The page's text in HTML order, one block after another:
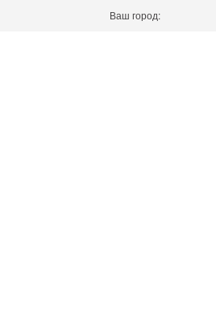
Ваш город: